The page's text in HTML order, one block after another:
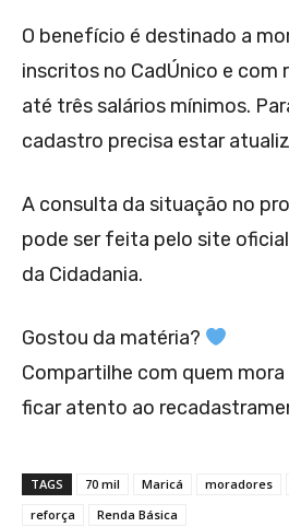
O benefício é destinado a
inscritos no CadÚnico e com
até três salários mínimos.
cadastro precisa estar
A consulta da situação no
pode ser feita pelo site
da Cidadania.
Gostou da matéria?
Compartilhe com quem mora
ficar atento ao
TAGS 70 mil Maricá moradores
reforça
Renda Básica